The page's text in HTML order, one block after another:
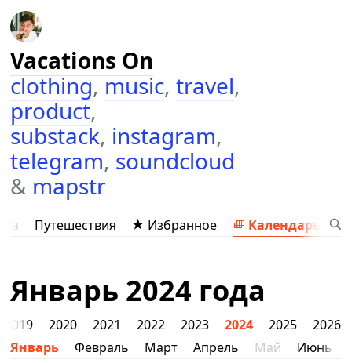
Vacations On
clothing,music,travel,
product,
substack, instagram,
telegram,soundcloud
&mapstr
Путешествия Избранное Календарь
Январь 2024 года
2019 2020 2021 2022 2023 2024 2025
2026
Январь
Февраль Март Апрель Май Июнь